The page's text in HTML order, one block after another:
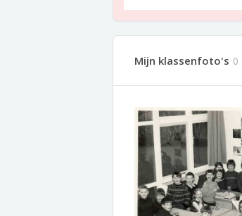
Mijn klassenfoto's 0